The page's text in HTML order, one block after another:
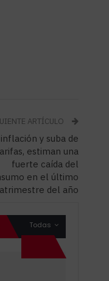
ARTÍCULO
y suba de
estiman una
fuerte caída del
en el último
del año
Todas